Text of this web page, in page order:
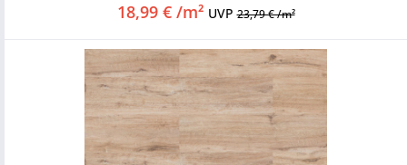
18,99 € /m² UVP23,79 € /m²